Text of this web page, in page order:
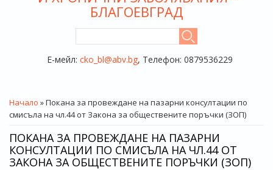
БЛАГОЕВГРАД
Е-мейл: cko_bl@abv.bg, Телефон: 0879536229
ВИЕ СТЕ ТУК
Начало » Покана за провеждане на пазарни консултации по
смисъла на чл.44 от Закона за обществените поръчки (ЗОП)
ПОКАНА ЗА ПРОВЕЖДАНЕ НА ПАЗАРНИ
КОНСУЛТАЦИИ ПО СМИСЪЛА НА ЧЛ.44 ОТ
ЗАКОНА ЗА ОБЩЕСТВЕНИТЕ ПОРЪЧКИ (ЗОП)